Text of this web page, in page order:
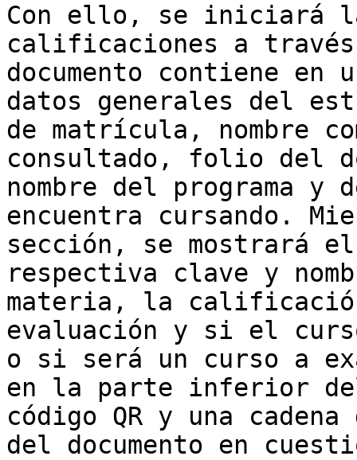
Con ello, se iniciará
calificaciones a través
documento contiene en
datos generales del
de matrícula, nombre
consultado, folio del
nombre del programa y
encuentra cursando.
sección, se mostrará
respectiva clave y
materia, la
evaluación y si el
o si será un curso a
en la parte inferior del
código QR y una
del documento en